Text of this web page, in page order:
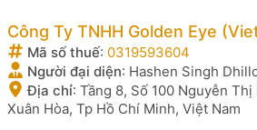
Công Ty TNHH Golden Eye
Mã số thuế: 0319593604
Người đại diện: Hashen Singh
Địa chỉ: Tầng 8, Số 100 Nguyễn
Xuân Hòa, Tp Hồ Chí Minh, Việt Nam